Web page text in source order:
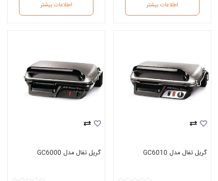
اطلاعات بیشتر اطلاعات بیشتر
گریل تفال مدل GC6010 گریل تفال مدل GC6000